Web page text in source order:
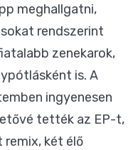
meghallgatni,
rendszerint
zenekarok,
is. A
ingyenesen
tették az EP-t,
remix, két élő